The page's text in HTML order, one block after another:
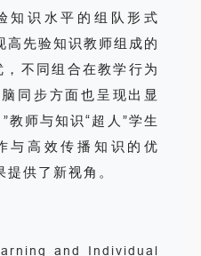
知识水平的组队形式
高先验知识教师组成的
不同组合在教学行为
同步方面也呈现出显
教师与知识“超人”学生
与高效传播知识的优
提供了新视角。
and Individual